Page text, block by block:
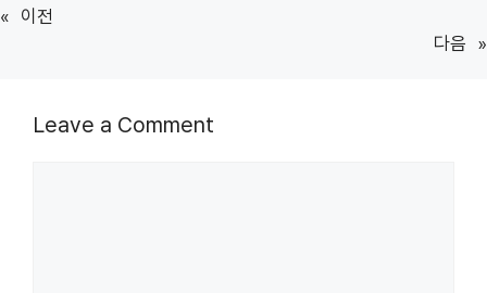
« 이전
다음 »
Leave a Comment